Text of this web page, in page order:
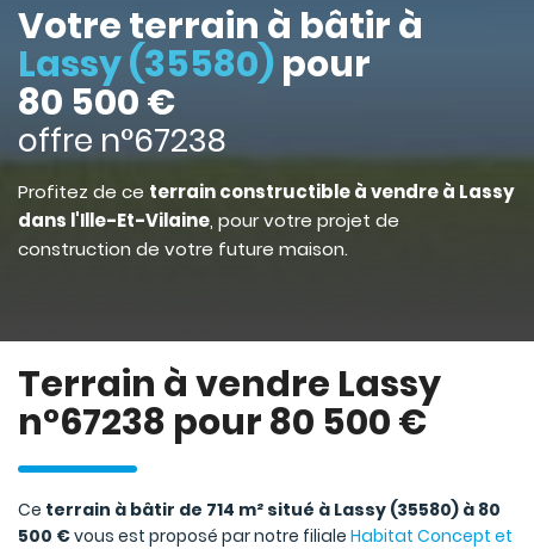
Votre terrain à bâtir à
Lassy (35580)pour
80 500 €
offre n°67238
Profitez de ce terrain constructible à vendre à Lassy
dans l'Ille-Et-Vilaine, pour votre projet de
construction de votre future maison.
Terrain à vendre Lassy
n°67238 pour 80 500 €
Ce terrain à bâtir de 714 m² situé à Lassy (35580) à 80
500 €vous est proposé par notre filiale Habitat Concept et